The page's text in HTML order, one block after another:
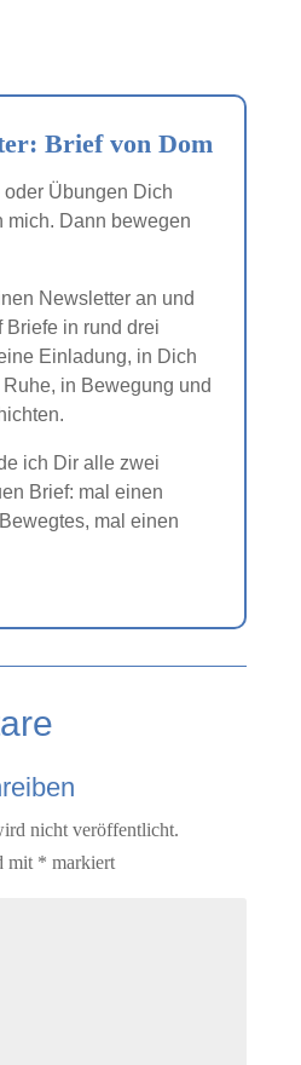
Brief von Dom
Übungen Dich
mich. Dann bewegen
Newsletter an und
Briefe in rund drei
Einladung, in Dich
in Bewegung und
ich Dir alle zwei
Brief: mal einen
mal einen
nicht veröffentlicht.
mit * markiert